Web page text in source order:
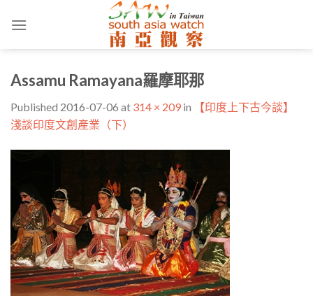
Assamu Ramayana羅摩耶那
Published 2016-07-06 at 314 × 209 in
【印度上下古今談】
淺談印度文創產業（下）